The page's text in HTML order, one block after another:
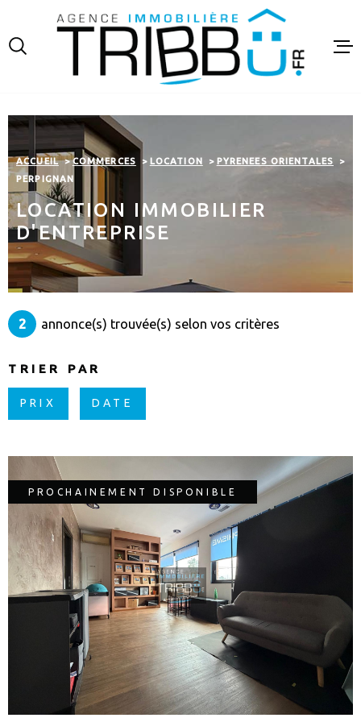
lamenu
contenu
VENTES
ACCUEIL COMMERCES LOCATION
PYRENEES ORIENTALES
PERPIGNAN
LOCATION IMMOBILIER
D'ENTREPRISE
2 annonce(s) trouvée(s) selon vos critères
TRIER PAR
PRIX DATE
PROCHAINEMENT DISPONIBLE
VOIR LE BIEN